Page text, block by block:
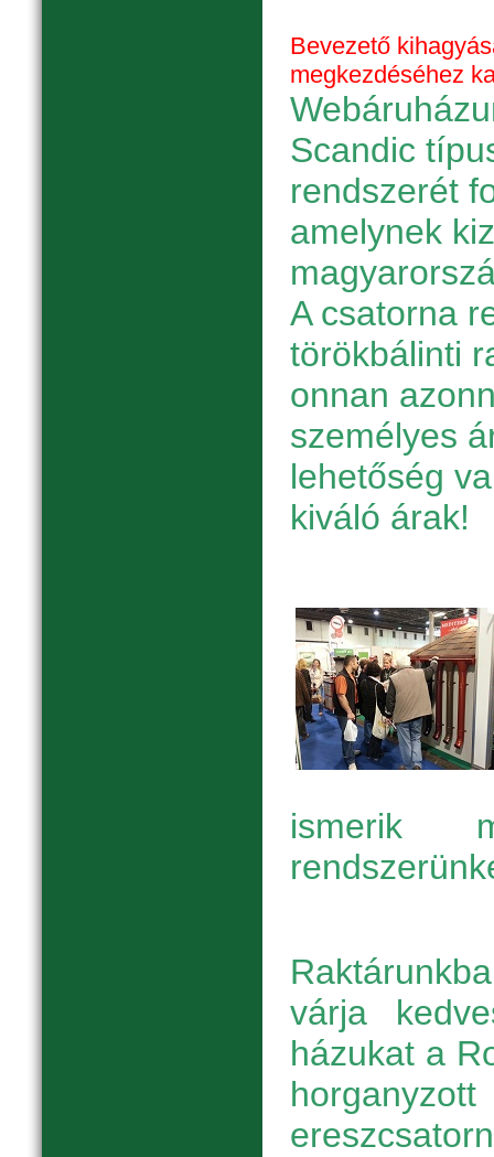
Bevezető
megkezdéséhez
Scandic
rendszerét
amelynek
A csatorna
törökbálinti
onnan
személyes
lehetőség
kiváló árak!
ismerik
várja
házukat a